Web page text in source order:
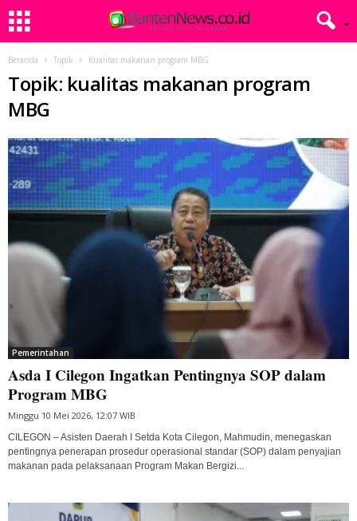
Beranda Topik Kualitas makanan program MBG
Topik: kualitas makanan program
MBG
Pemerintahan
Asda I Cilegon Ingatkan Pentingnya SOP dalam
Program MBG
Minggu 10 Mei 2026, 12:07 WIB
CILEGON – Asisten Daerah I Setda Kota Cilegon, Mahmudin, menegaskan
pentingnya penerapan prosedur operasional standar (SOP) dalam penyajian
makanan pada pelaksanaan Program Makan Bergizi...